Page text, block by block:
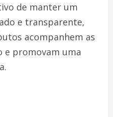
de manter um
e transparente,
acompanhem as
e promovam uma